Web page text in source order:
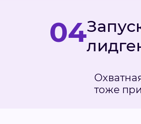
04
тоже